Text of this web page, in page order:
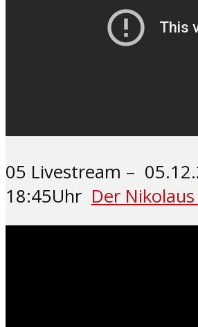
05 Livestream –
18:45Uhr Der